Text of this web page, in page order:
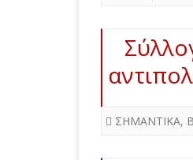
ΣΗΜΑΝΤΙΚΑ,